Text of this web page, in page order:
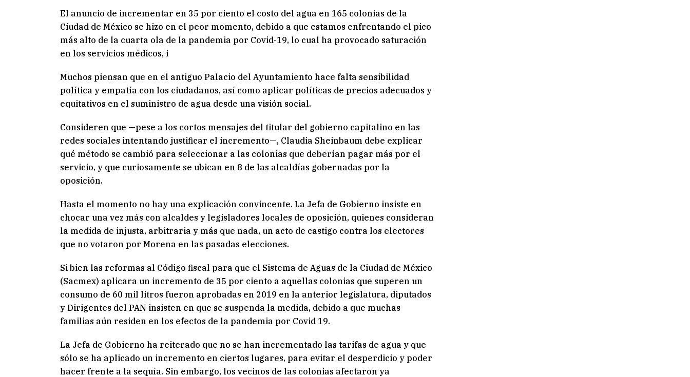
El anuncio de incrementar en 35 por ciento el costo del agua en 165 colonias de la
Ciudad de México se hizo en el peor momento, debido a que estamos enfrentando el pico
más alto de la cuarta ola de la pandemia por Covid-19, lo cual ha provocado saturación
en los servicios médicos, i
Muchos piensan que en el antiguo Palacio del Ayuntamiento hace falta sensibilidad
política y empatía con los ciudadanos, así como aplicar políticas de precios adecuados y
equitativos en el suministro de agua desde una visión social.
Consideren que —pese a los cortos mensajes del titular del gobierno capitalino en las
redes sociales intentando justificar el incremento—, Claudia Sheinbaum debe explicar
qué método se cambió para seleccionar a las colonias que deberían pagar más por el
servicio, y que curiosamente se ubican en 8 de las alcaldías gobernadas por la
oposición.
Hasta el momento no hay una explicación convincente. La Jefa de Gobierno insiste en
chocar una vez más con alcaldes y legisladores locales de oposición, quienes consideran
la medida de injusta, arbitraria y más que nada, un acto de castigo contra los electores
que no votaron por Morena en las pasadas elecciones.
Si bien las reformas al Código fiscal para que el Sistema de Aguas de la Ciudad de México
(Sacmex) aplicara un incremento de 35 por ciento a aquellas colonias que superen un
consumo de 60 mil litros fueron aprobadas en 2019 en la anterior legislatura, diputados
y Dirigentes del PAN insisten en que se suspenda la medida, debido a que muchas
familias aún residen en los efectos de la pandemia por Covid 19.
La Jefa de Gobierno ha reiterado que no se han incrementado las tarifas de agua y que
sólo se ha aplicado un incremento en ciertos lugares, para evitar el desperdicio y poder
hacer frente a la sequía. Sin embargo, los vecinos de las colonias afectaron ya